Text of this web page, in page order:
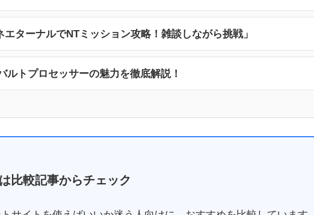
エターナルでNTミッション攻略！雑談しながら挑戦」
ルトプロセッサーの魅力を徹底解説！
比較記事からチェック